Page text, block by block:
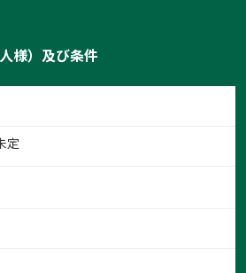
様）及び条件
定